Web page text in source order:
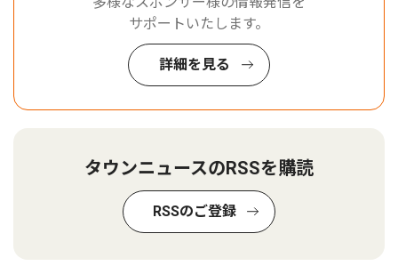
サポートいたします。
詳細を見る
タウンニュースのRSSを購読
RSSのご登録